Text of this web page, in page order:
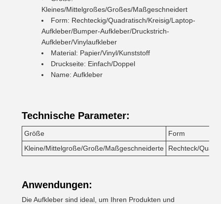
Kleines/Mittelgroßes/Großes/Maßgeschneidert
Form: Rechteckig/Quadratisch/Kreisig/Laptop-
Aufkleber/Bumper-Aufkleber/Druckstrich-
Aufkleber/Vinylaufkleber
Material: Papier/Vinyl/Kunststoff
Druckseite: Einfach/Doppel
Name: Aufkleber
Technische Parameter:
Größe
Form
Kleine/Mittelgroße/Große/Maßgeschneiderte
Rechteck/
Anwendungen:
Die Aufkleber sind ideal, um Ihren Produkten und